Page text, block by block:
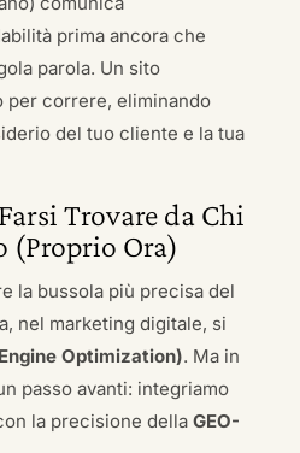
prima ancora che
parola. Un sito
per correre, eliminando
del tuo cliente e la tua
Trovare da Chi
(Proprio Ora)
la bussola più precisa del
nel marketing digitale, si
Optimization). Ma in
passo avanti: integriamo
la precisione della GEO-